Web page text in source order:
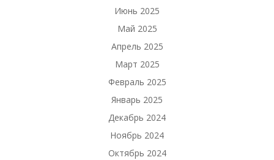
Июнь 2025
Май 2025
Апрель 2025
Март 2025
Февраль 2025
Январь 2025
Декабрь 2024
Ноябрь 2024
Октябрь 2024